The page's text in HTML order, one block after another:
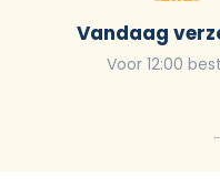
Vandaag
Voor 12:00